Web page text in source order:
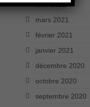
avril 2021
mars 2021
février 2021
janvier 2021
décembre 2020
octobre 2020
septembre 2020